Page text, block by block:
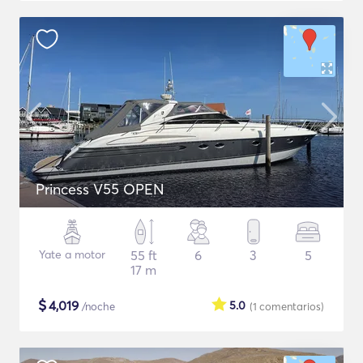
Princess V55 OPEN
Yate a motor
55 ft
17 m
6 3 5
$4,019 /noche (1 comentarios)
5.0